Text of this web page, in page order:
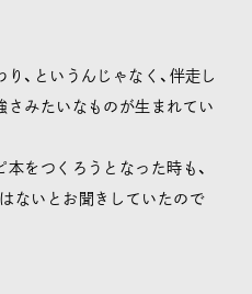
、というんじゃなく、伴走し
さみたいなものが生まれてい
をつくろうとなった時も、
ないとお聞きしていたので